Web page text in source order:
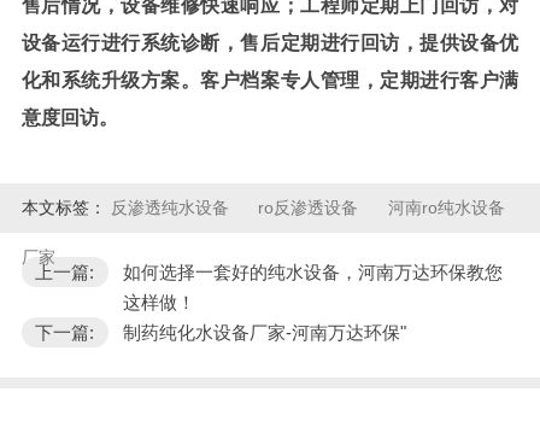
售后情况，设备维修快速响应；工程师定期上门回访，对
设备运行进行系统诊断，售后定期进行回访，提供设备优
化和系统升级方案。客户档案专人管理，定期进行客户满
意度回访。
本文标签： 反渗透纯水设备 ro反渗透设备 河南ro纯水设备
厂家
上一篇:
如何选择一套好的纯水设备，河南万达环保教您
这样做！
下一篇:
制药纯化水设备厂家-河南万达环保"